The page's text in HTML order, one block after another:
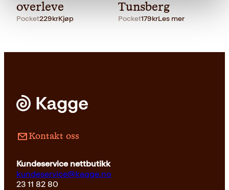
overleve
Pocket229krKjøp
Tunsberg
Pocket179krLes mer
Kontakt oss
Kundeservice nettbutikk
kundeservice@kagge.no
23 11 82 80